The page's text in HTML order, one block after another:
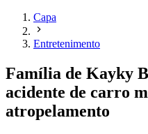
Capa
Entretenimento
Família de Kayky
acidente de carro
atropelamento